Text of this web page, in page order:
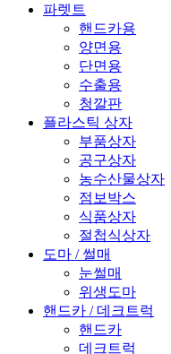
파렛트
핸드카용
양면용
단면용
수출용
청깔판
플라스틱 상자
부품상자
공구상자
농수산물상자
점보박스
식품상자
절첩식상자
도마 / 썰매
눈썰매
위생도마
핸드카 / 데크트럭
핸드카
데크트럭